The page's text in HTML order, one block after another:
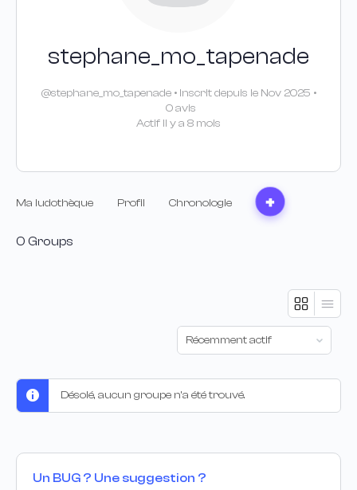
stephane_mo_tapenade
@stephane_mo_tapenade •Inscrit depuis le Nov 2025 •
0 avis
Actif Il y a 8 mois
Ma ludothèque Profil Chronologie
0 Groups
Trier
par:
Désolé, aucun groupe n’a été trouvé.
Un BUG ? Une suggestion ?